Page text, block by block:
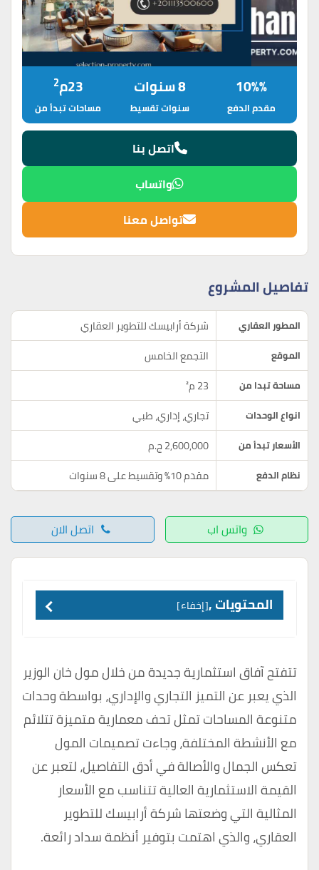
10%%
مقدم الدفع
8 سنوات
سنوات تقسيط
23م 2
مساحات تبدأ من
اتصل بنا
واتساب
تواصل معنا
تفاصيل المشروع
المطور العقاري شركة أرابيسك للتطوير العقاري
الموقع التجمع الخامس
مساحة تبدا من 23 م²
انواع الوحدات تجاري، إداري، طبي
الأسعار تبدأ من 2,600,000 ج.م
نظام الدفع مقدم 10% وتقسيط على 8 سنوات
واتس اب اتصل الان
المحتويات , إخفاء
تتفتح آفاق استثمارية جديدة من خلال مول خان الوزير
الذي يعبر عن التميز التجاري والإداري، بواسطة وحدات
متنوعة المساحات تمثل تحف معمارية متميزة تتلائم
مع الأنشطة المختلفة، وجاءت تصميمات المول
تعكس الجمال والأصالة في أدق التفاصيل، لتعبر عن
القيمة الاستثمارية العالية تتناسب مع الأسعار
المثالية التي وضعتها شركة أرابيسك للتطوير
العقاري، والذي اهتمت بتوفير أنظمة سداد رائعة.